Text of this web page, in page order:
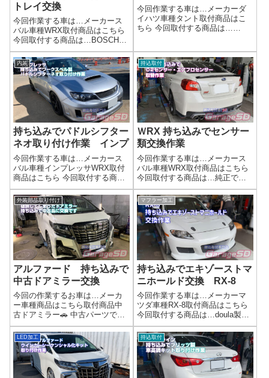
トレイ交換
今回作業する車は…メーカース
バル車種WRX取付商品はこちら
今回取付する商品は…BOSCH
バッテリーと純正部品のカバー
＆トレイ＆ステー作業写真バッ
テリー周りも新調されて、いい
感じです(^_-)-☆作業完了バッテ
リー廃棄は無料です持ち込み
バ...
今回作業する車は…メーカーダ
イハツ車種タント取付商品はこ
ちら 今回取付する商品は…
ー取り付けサービス🚗持ち込み
ドライブレコーダー、プロの技
でスッキリ取り付け！ネット...
内装
持ち込みでパドルシフター
ネオ取り付け作業 インプ
今回作業する車は…メーカース
バル車種インプレッサWRX取付
商品はこちら 今回取付する商品
は…ワークスベル製 パドルシ
フターネオ作業写真カーボン調
になってとってもレーシーに(^^)/
作業完了モータースポーツ部品
の取り付けもガレージＳＤにお
任せ...
持込取付
ＷRX 持ち込みでセンサー
類交換作業
今回作業する車は…メーカース
バル車種WRX取付商品はこちら
今回取付する商品は…純正でも
社外品でもOKですよ～ご自分で
用意すると格安で手に入る場合
もあります作業写真リフトがあ
れば、簡単です作業完了持ち込
み商品の取付はガレージＳＤに
お任せくだ...
外装部品取り付け
アルファード 持ち込みで
中古ドアミラー交換
今回の作業するお車は…メーカ
ー車種商品はこちら取付商品中
古ドアミラー🚗 中古パーツで賢
く修理！外装リペアサービス受
付中「ちょっとぶつけちゃっ
た…」「中古で買ったけど見た
目が気になる」そんなあなたに
おすすめ！バンパー・フェンダ
ー・ライト類など...
マフラー加工
持ち込みでエキゾーストマ
ニホールド交換 RX-8
今回作業する車は…メーカーマ
ツダ車種RX-8取付商品はこちら
今回取付する商品は…doula製
新品マニホールド作業写真マフ
ラー持ち込み時の注意点マフラ
ー持ち込み時の注意点交換マフ
ラーの部品は揃っているかガス
ケットは新品で用意してあるか
曲が...
LED加工 持込取付